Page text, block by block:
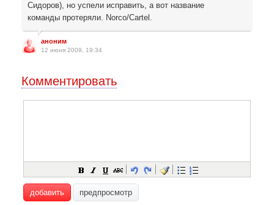
Сидоров), но успели исправить, а вот название
команды протеряли. Norco/Cartel.
аноним
12 июня 2009, 19:34
Комментировать
добавить предпросмотр